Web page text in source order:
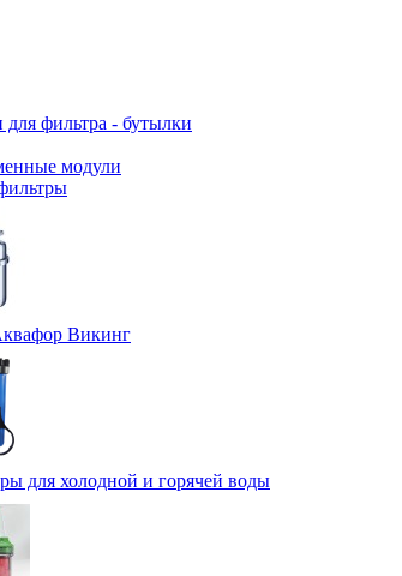
фильтра - бутылки
модули
Викинг
для холодной и горячей воды